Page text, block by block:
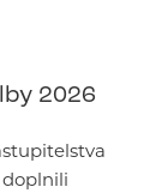
2026
doplnili